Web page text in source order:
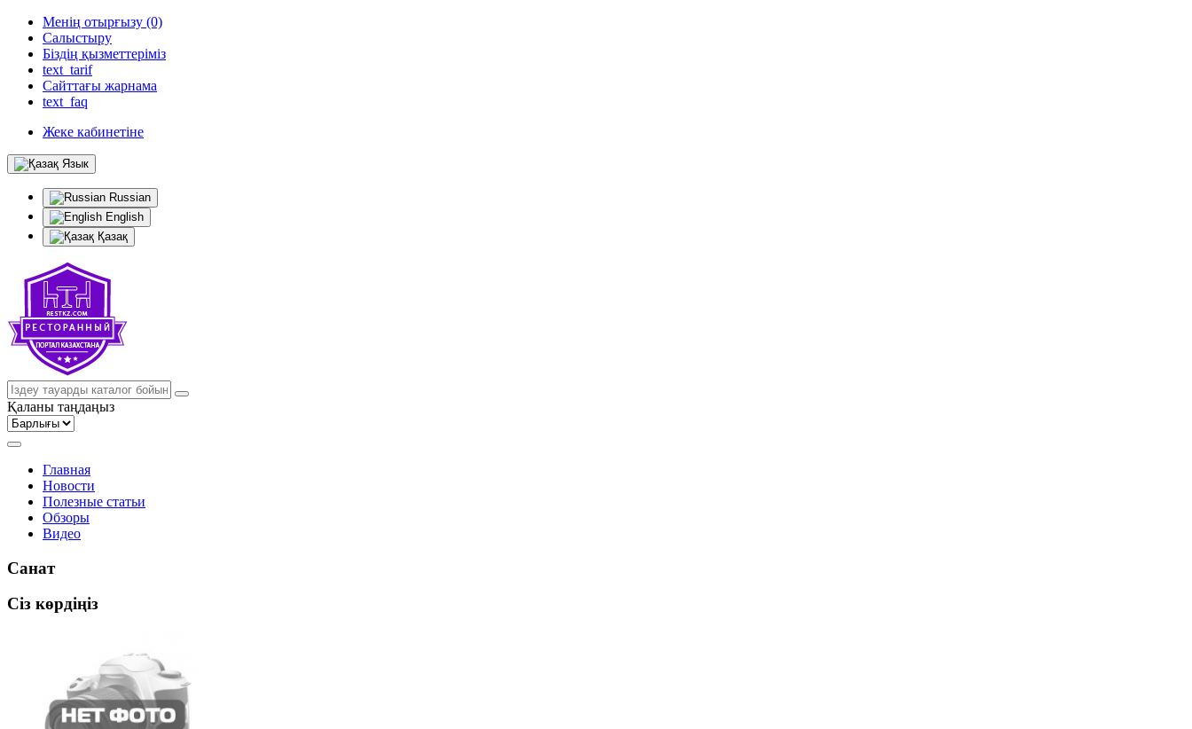
Менің отырғызу (0)
Салыстыру
Біздің қызметтеріміз
text_tarif
Сайттағы жарнама
text_faq
Жеке кабинетіне
Язык
Russian
English
Қазақ
Қаланы таңдаңыз
Главная
Новости
Полезные статьи
Обзоры
Видео
Санат
Сіз көрдіңіз